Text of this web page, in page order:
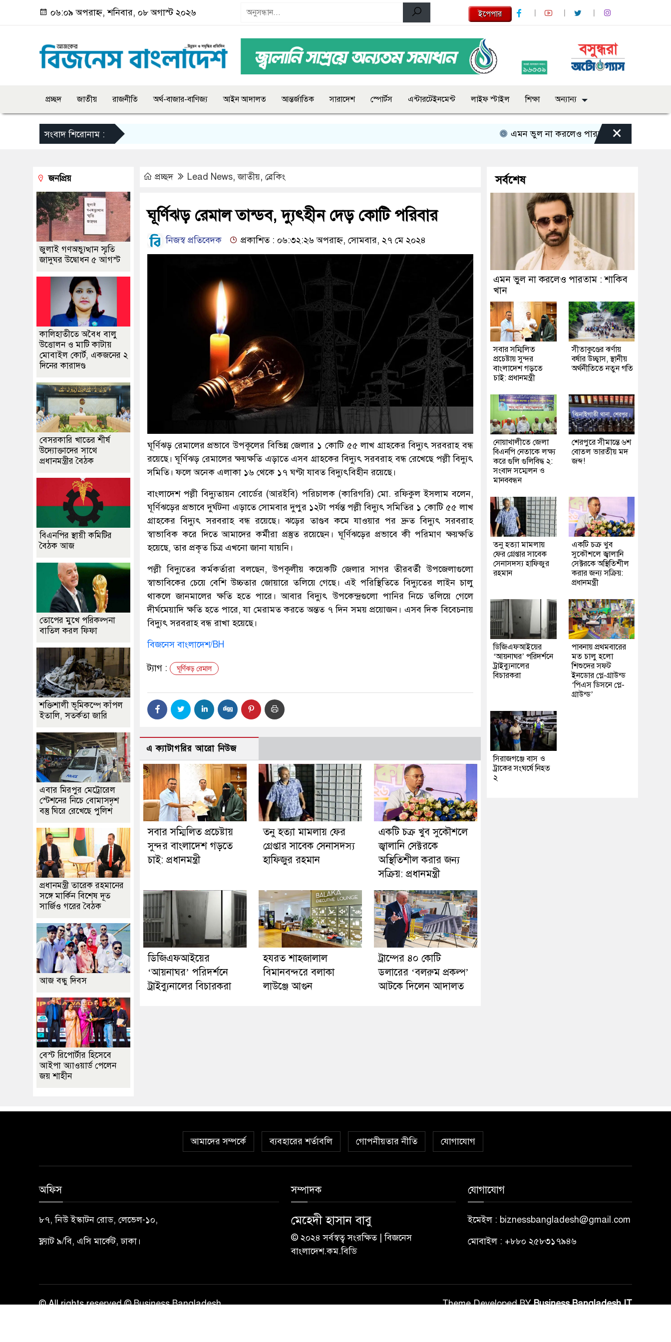
০৬:০৯ অপরাহ্ন, শনিবার, ০৮ অগাস্ট ২০২৬ ইপেপার
প্রচ্ছদ জাতীয় রাজনীতি অর্থ-বাজার-বাণিজ্য আইন আদালত আন্তর্জাতিক সারাদেশ স্পোর্টস এন্টারটেইনমেন্ট লাইফ স্টাইল শিক্ষা অন্যান্য
সংবাদ শিরোনাম : এমন ভুল না করলেও পারতাম : শাকিব খান
×
প্রচ্ছদ Lead News,জাতীয়, ব্রেকিং
ঘূর্ণিঝড় রেমাল তান্ডব, দ্যুৎহীন দেড় কোটি পরিবার
নিজস্ব প্রতিবেদক প্রকাশিত : ০৬:৩২:২৬ অপরাহ্ন, সোমবার, ২৭ মে ২০২৪
ঘূর্ণিঝড় রেমালের প্রভাবে উপকূলের বিভিন্ন জেলার ১ কোটি ৫৫ লাখ গ্রাহকের বিদ্যুৎ সরবরাহ বন্ধ
রয়েছে। ঘূর্ণিঝড় রেমালের ক্ষয়ক্ষতি এড়াতে এসব গ্রাহকের বিদ্যুৎ সরবরাহ বন্ধ রেখেছে পল্লী বিদ্যুৎ
সমিতি। ফলে অনেক এলাকা ১৬ থেকে ১৭ ঘণ্টা যাবত বিদ্যুৎবিহীন রয়েছে।
বাংলাদেশ পল্লী বিদ্যুতায়ন বোর্ডের (আরইবি) পরিচালক (কারিগরি) মো. রফিকুল ইসলাম বলেন,
ঘূর্ণিঝড়ের প্রভাবে দুর্ঘটনা এড়াতে সোমবার দুপুর ১২টা পর্যন্ত পল্লী বিদ্যুৎ সমিতির ১ কোটি ৫৫ লাখ
গ্রাহকের বিদ্যুৎ সরবরাহ বন্ধ রয়েছে। ঝড়ের তাণ্ডব কমে যাওয়ার পর দ্রুত বিদ্যুৎ সরবরাহ
স্বাভাবিক করে দিতে আমাদের কর্মীরা প্রস্তুত রয়েছেন। ঘূর্ণিঝড়ের প্রভাবে কী পরিমাণ ক্ষয়ক্ষতি
হয়েছে, তার প্রকৃত চিত্র এখনো জানা যায়নি।
পল্লী বিদ্যুতের কর্মকর্তারা বলছেন, উপকূলীয় কয়েকটি জেলার সাগর তীরবর্তী উপজেলাগুলো
স্বাভাবিকের চেয়ে বেশি উচ্চতার জোয়ারে তলিয়ে গেছে। এই পরিস্থিতিতে বিদ্যুতের লাইন চালু
থাকলে জানমালের ক্ষতি হতে পারে। আবার বিদ্যুৎ উপকেন্দ্রগুলো পানির নিচে তলিয়ে গেলে
দীর্ঘমেয়াদি ক্ষতি হতে পারে, যা মেরামত করতে অন্তত ৭ দিন সময় প্রয়োজন। এসব দিক বিবেচনায়
বিদ্যুৎ সরবরাহ বন্ধ রাখা হয়েছে।
বিজনেস বাংলাদেশ/BH
ট্যাগ : ঘূর্ণিঝড় রেমাল
এ ক্যাটাগরির আরো নিউজ
সবার সম্মিলিত প্রচেষ্টায়
সুন্দর বাংলাদেশ গড়তে
চাই: প্রধানমন্ত্রী
তনু হত্যা মামলায় ফের
গ্রেপ্তার সাবেক সেনাসদস্য
হাফিজুর রহমান
একটি চক্র খুব সুকৌশলে
জ্বালানি সেক্টরকে
অস্থিতিশীল করার জন্য
সক্রিয়: প্রধানমন্ত্রী
ডিজিএফআইয়ের
‘আয়নাঘর’ পরিদর্শনে
ট্রাইব্যুনালের বিচারকরা
হযরত শাহজালাল
বিমানবন্দরে বলাকা
লাউঞ্জে আগুন
ট্রাম্পের ৪০ কোটি
ডলারের ‘বলরুম প্রকল্প’
আটকে দিলেন আদালত
জনপ্রিয়
জুলাই গণঅভ্যুত্থান স্মৃতি
জাদুঘর উদ্বোধন ৫ আগস্ট
কালিহাতীতে অবৈধ বালু
উত্তোলন ও মাটি কাটায়
মোবাইল কোর্ট, একজনের ২
দিনের কারাদণ্ড
বেসরকারি খাতের শীর্ষ
উদ্যোক্তাদের সাথে
প্রধানমন্ত্রীর বৈঠক
বিএনপির স্থায়ী কমিটির
বৈঠক আজ
তোপের মুখে পরিকল্পনা
বাতিল করল ফিফা
শক্তিশালী ভূমিকম্পে কাঁপল
ইতালি, সতর্কতা জারি
এবার মিরপুর মেট্রোরেল
স্টেশনের নিচে বোমাসদৃশ
বস্তু ঘিরে রেখেছে পুলিশ
প্রধানমন্ত্রী তারেক রহমানের
সঙ্গে মার্কিন বিশেষ দূত
সার্জিও গরের বৈঠক
আজ বন্ধু দিবস
বেস্ট রিপোর্টার হিসেবে
আইপা অ্যাওয়ার্ড পেলেন
জয় শাহীন
সর্বশেষ
এমন ভুল না করলেও পারতাম : শাকিব
খান
সবার সম্মিলিত
প্রচেষ্টায় সুন্দর
বাংলাদেশ গড়তে
চাই: প্রধানমন্ত্রী
সীতাকুণ্ডের ঝর্ণায়
বর্ষার উচ্ছ্বাস, স্থানীয়
অর্থনীতিতে নতুন গতি
নোয়াখালীতে জেলা
বিএনপি নেতাকে লক্ষ্য
করে গুলি গুলিবিদ্ধ ২:
সংবাদ সম্মেলন ও
মানববন্ধন
শেরপুরে সীমান্তে ৬শ
বোতল ভারতীয় মদ
জব্দ!
তনু হত্যা মামলায়
ফের গ্রেপ্তার সাবেক
সেনাসদস্য হাফিজুর
রহমান
একটি চক্র খুব
সুকৌশলে জ্বালানি
সেক্টরকে অস্থিতিশীল
করার জন্য সক্রিয়:
প্রধানমন্ত্রী
ডিজিএফআইয়ের
‘আয়নাঘর’ পরিদর্শনে
ট্রাইব্যুনালের
বিচারকরা
পাবনায় প্রথমবারের
মত চালু হলো
শিশুদের সফট
ইনডোর প্লে-গ্রাউন্ড
‘পিএস ডিসনে প্লে-
গ্রাউন্ড’
সিরাজগঞ্জে বাস ও
ট্রাকের সংঘর্ষে নিহত
২
আমাদের সম্পর্কে ব্যবহারের শর্তাবলি গোপনীয়তার নীতি যোগাযোগ
অফিস
৮৭, নিউ ইস্কাটন রোড, লেভেল-১০,
ফ্ল্যাট ৯/বি, এসি মার্কেট, ঢাকা।
সম্পাদক
মেহেদী হাসান বাবু
© ২০২৪ সর্বস্বত্ব সংরক্ষিত | বিজনেস
বাংলাদেশ.কম.বিডি
যোগাযোগ
ইমেইল : biznessbangladesh@gmail.com
মোবাইল : +৮৮০ ২৫৮৩১৭৯৪৬
© All rights reserved © Business Bangladesh Theme Developed BYBusiness Bangladesh IT